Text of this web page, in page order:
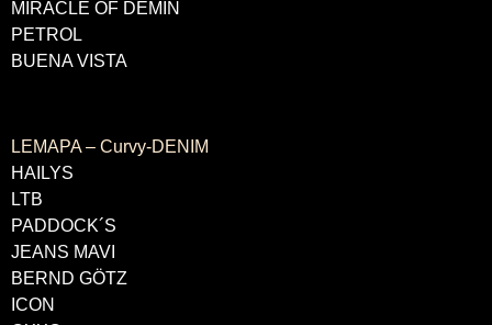
MIRACLE OF DEMIN
PETROL
BUENA VISTA
LEMAPA – Curvy-DENIM
HAILYS
LTB
PADDOCK´S
JEANS MAVI
BERND GÖTZ
ICON